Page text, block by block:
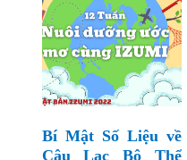
Bí Mật Số Liệu về
Câu Lạc Bộ Thể